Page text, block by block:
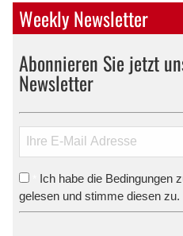
Weekly Newsletter
Abonnieren Sie jetzt
Newsletter
Ich habe die Bedingungen
gelesen und stimme diesen zu.